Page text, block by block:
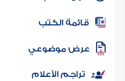
المكتبة
الكتب